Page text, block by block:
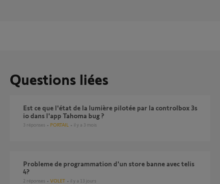
Questions liées
Est ce que l'état de la lumière pilotée par la controlbox 3s
io dans l'app Tahoma bug ?
3 réponses PORTAIL il y a 3 mois
probleme de programmation d'un store banne avec telis
4?
2 réponses VOLET il y a 13 jours